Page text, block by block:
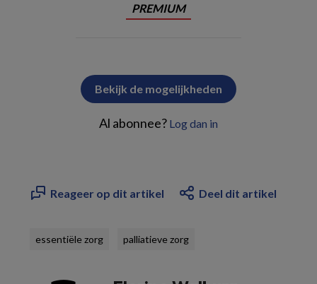
PREMIUM
Bekijk de mogelijkheden
Al abonnee? Log dan in
Reageer op dit artikel Deel dit artikel
essentiële zorg palliatieve zorg